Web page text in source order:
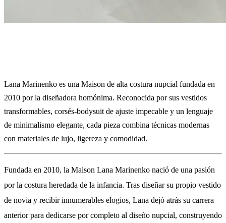
Lana Marinenko es una Maison de alta costura nupcial fundada en
2010 por la diseñadora homónima. Reconocida por sus vestidos
transformables, corsés-bodysuit de ajuste impecable y un lenguaje
de minimalismo elegante, cada pieza combina técnicas modernas
con materiales de lujo, ligereza y comodidad.
Fundada en 2010, la Maison Lana Marinenko nació de una pasión
por la costura heredada de la infancia. Tras diseñar su propio vestido
de novia y recibir innumerables elogios, Lana dejó atrás su carrera
anterior para dedicarse por completo al diseño nupcial, construyendo